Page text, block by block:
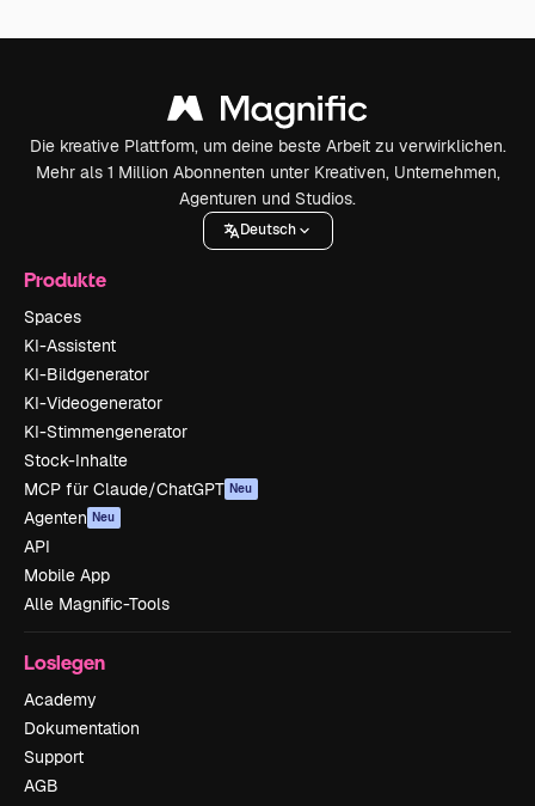
Die kreative Plattform, um deine beste Arbeit zu verwirklichen.
Mehr als 1 Million Abonnenten unter Kreativen, Unternehmen,
Agenturen und Studios.
Deutsch
Produkte
Spaces
KI-Assistent
KI-Bildgenerator
KI-Videogenerator
KI-Stimmengenerator
Stock-Inhalte
MCP für Claude/ChatGPT Neu
Agenten Neu
API
Mobile App
Alle Magnific-Tools
Loslegen
Academy
Dokumentation
Support
AGB